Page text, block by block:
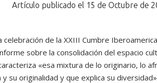
Artículo publicado el 15 de Octubre de
celebración de la XXIII Cumbre
sobre la consolidación del espacio
«esa mixtura de lo originario, lo
y su originalidad y que explica su